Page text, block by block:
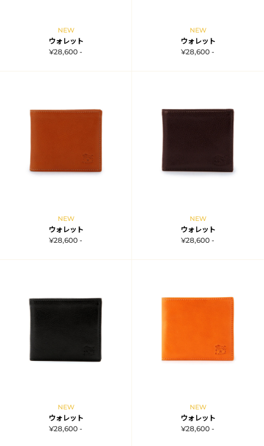
NEW
ウォレット
¥28,600 -
NEW
ウォレット
¥28,600 -
NEW
ウォレット
¥28,600 -
NEW
ウォレット
¥28,600 -
NEW
ウォレット
¥28,600 -
NEW
ウォレット
¥28,600 -